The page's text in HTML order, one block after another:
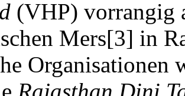
(VHP) vorrangig
Mers[3] in
Organisationen